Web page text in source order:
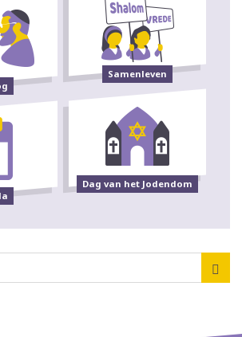
Samenleven
Dag van het Jodendom